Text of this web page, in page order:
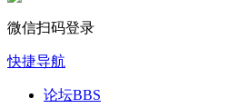
微信扫码登录
快捷导航
论坛BBS